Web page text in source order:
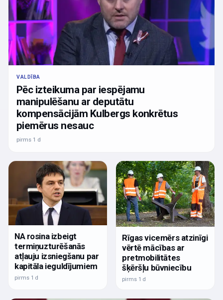
VALDĪBA
Pēc izteikuma par iespējamu
manipulēšanu ar deputātu
kompensācijām Kulbergs konkrētus
piemērus nesauc
pirms 1 d
NA rosina izbeigt
termiņuzturēšanās
atļauju izsniegšanu par
kapitāla ieguldījumiem
pirms 1 d
Rīgas vicemērs atzinīgi
vērtē mācības ar
pretmobilitātes
šķēršļu būvniecību
pirms 1 d